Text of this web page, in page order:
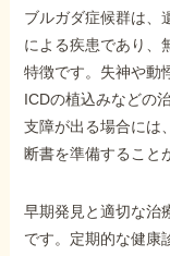
ブルガダ症候群は、
による疾患であり、
特徴です。失神や動
ICDの植込みなどの
支障が出る場合には
断書を準備すること
早期発見と適切な治
です。定期的な健康